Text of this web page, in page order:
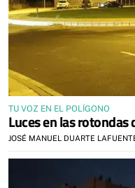
TU VOZ EN EL POLÍGONO
Luces en las
JOSÉ MANUEL DUARTE